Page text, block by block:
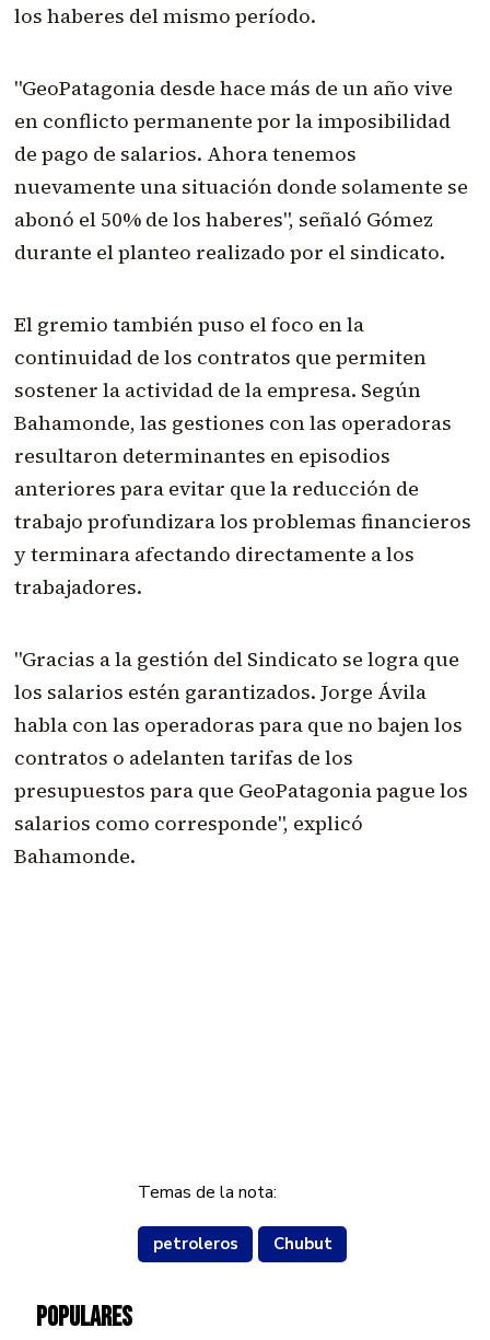
los haberes del mismo período.
"GeoPatagonia desde hace más de un año vive
en conflicto permanente por la imposibilidad
de pago de salarios. Ahora tenemos
nuevamente una situación donde solamente se
abonó el 50% de los haberes", señaló Gómez
durante el planteo realizado por el sindicato.
El gremio también puso el foco en la
continuidad de los contratos que permiten
sostener la actividad de la empresa. Según
Bahamonde, las gestiones con las operadoras
resultaron determinantes en episodios
anteriores para evitar que la reducción de
trabajo profundizara los problemas financieros
y terminara afectando directamente a los
trabajadores.
"Gracias a la gestión del Sindicato se logra que
los salarios estén garantizados. Jorge Ávila
habla con las operadoras para que no bajen los
contratos o adelanten tarifas de los
presupuestos para que GeoPatagonia pague los
salarios como corresponde", explicó
Bahamonde.
Temas de la nota:
petroleros Chubut
POPULARES